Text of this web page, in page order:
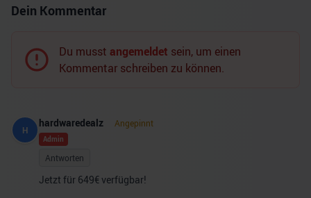
Dein Kommentar
Du musst angemeldet sein, um einen
Kommentar schreiben zu können.
H
hardwaredealz
Admin
Angepinnt
Antworten
Jetzt für 649€ verfügbar!